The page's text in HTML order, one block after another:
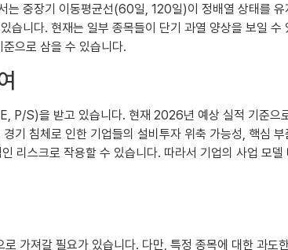
중장기 이동평균선(60일, 120일)이 정배열 상태를
니다. 현재는 일부 종목들이 단기 과열 양상을 보일
으로 삼을 수 있습니다.
P/S)을 받고 있습니다. 현재 2026년 예상 실적 기준
기 침체로 인한 기업들의 설비투자 위축 가능성, 핵심
리스크로 작용할 수 있습니다. 따라서 기업의 사업 모
가져갈 필요가 있습니다. 다만, 특정 종목에 대한 과